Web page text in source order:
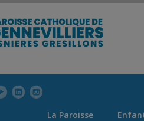
La Paroisse